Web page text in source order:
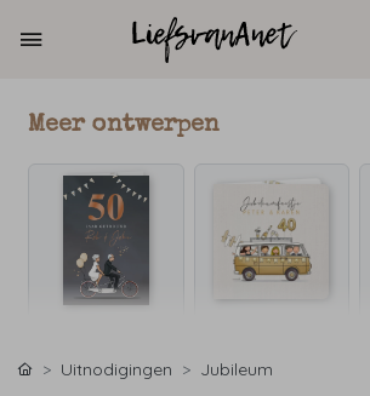
Meer ontwerpen
Uitnodigingen Jubileum